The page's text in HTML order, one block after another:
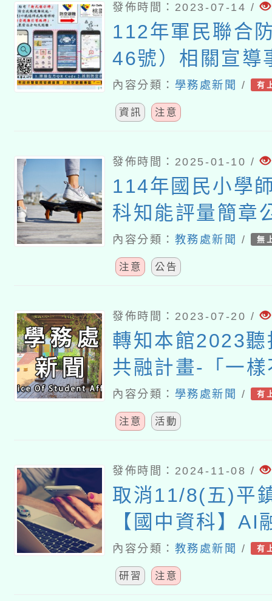
發佈時間：2023-07-14 /
112年軍民聯合
46號）相關宣導
內容分類： 學務處新聞 / 有
資訊 注意
發佈時間：2025-01-10 /
114年國民小學
科知能評量簡章
內容分類： 教務處新聞 / 無
注意 公告
發佈時間：2023-07-20 /
轉知本館2023
共融計畫-「一
的身體是座博物
活動宣傳
內容分類： 學務處新聞 / 有
注意 活動
發佈時間：2024-11-08 /
取消11/8(五)平
【國中資科】AI
以自駕車模擬器
教師)研習
內容分類： 教務處新聞 / 有
研習 注意